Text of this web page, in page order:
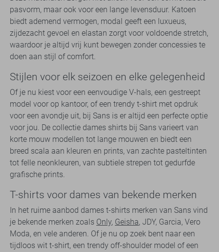
pasvorm, maar ook voor een lange levensduur. Katoen
biedt ademend vermogen, modal geeft een luxueus,
zijdezacht gevoel en elastan zorgt voor voldoende stretch,
waardoor je altijd vrij kunt bewegen zonder concessies te
doen aan stijl of comfort.
Stijlen voor elk seizoen en elke gelegenheid
Of je nu kiest voor een eenvoudige V-hals, een gestreept
model voor op kantoor, of een trendy t-shirt met opdruk
voor een avondje uit, bij Sans is er altijd een perfecte optie
voor jou. De collectie dames shirts bij Sans varieert van
korte mouw modellen tot lange mouwen en biedt een
breed scala aan kleuren en prints, van zachte pasteltinten
tot felle neonkleuren, van subtiele strepen tot gedurfde
grafische prints.
T-shirts voor dames van bekende merken
In het ruime aanbod dames t-shirts merken van Sans vind
je bekende merken zoals Only, Geisha, JDY, Garcia, Vero
Moda, en vele anderen. Of je nu op zoek bent naar een
tijdloos wit t-shirt, een trendy off-shoulder model of een